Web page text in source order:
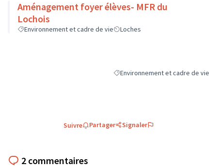
Aménagement foyer élèves- MFR du
Lochois
Environnement et cadre de vie Loches
Filtrer les résultats de la catégorie
Environnement et cadre de vie
Suivre Partager Signaler
2 commentaires